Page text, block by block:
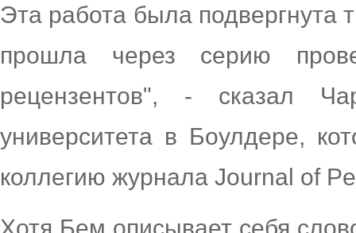
Эта работа была подвергнута
прошла через серию
рецензентов", - сказал
университета в Боулдере,
коллегию журнала Journal of
Хотя Бем описывает себя